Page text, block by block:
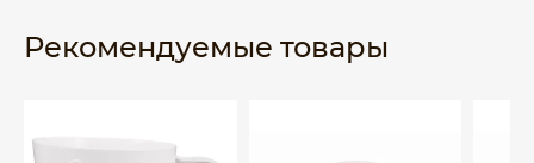
Рекомендуемые товары